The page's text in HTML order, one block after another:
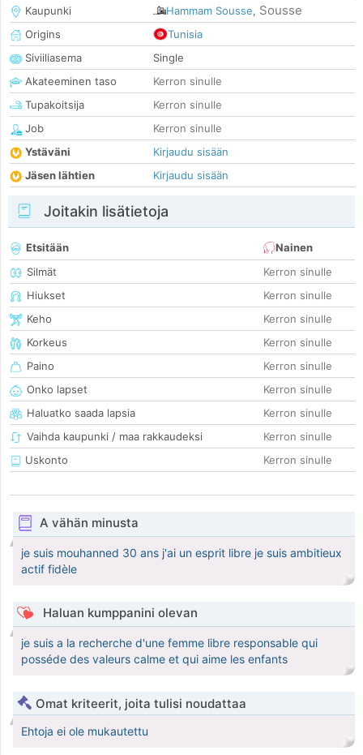
Kaupunki
Hammam Sousse, Sousse
Origins
Tunisia
Siviiliasema
Single
Akateeminen taso
Kerron sinulle
Tupakoitsija
Kerron sinulle
Job
Kerron sinulle
Ystäväni
Kirjaudu sisään
Jäsen lähtien
Kirjaudu sisään
Joitakin lisätietoja
Etsitään
Nainen
Silmät
Kerron sinulle
Hiukset
Kerron sinulle
Keho
Kerron sinulle
Korkeus
Kerron sinulle
Paino
Kerron sinulle
Onko lapset
Kerron sinulle
Haluatko saada lapsia
Kerron sinulle
Vaihda kaupunki / maa rakkaudeksi
Kerron sinulle
Uskonto
Kerron sinulle
A vähän minusta
je suis mouhanned 30 ans j'ai un esprit libre je suis ambitieux
actif fidèle
Haluan kumppanini olevan
je suis a la recherche d'une femme libre responsable qui
posséde des valeurs calme et qui aime les enfants
Omat kriteerit, joita tulisi noudattaa
Ehtoja ei ole mukautettu